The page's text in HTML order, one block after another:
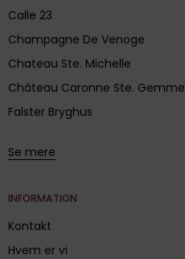
Calle 23
Champagne De Venoge
Chateau Ste. Michelle
Château Caronne Ste. Gemme
Falster Bryghus
Se mere
INFORMATION
Kontakt
Hvem er vi